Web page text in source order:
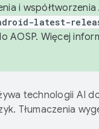
i współtworzenia
latest-
AOSP. Więcej
technologii AI
Tłumaczenia